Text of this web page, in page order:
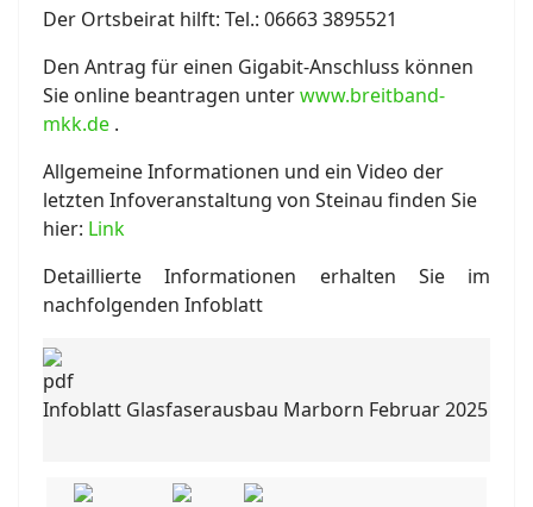
Der Ortsbeirat hilft: Tel.: 06663 3895521
Den Antrag für einen Gigabit-Anschluss können
Sie online beantragen unterwww.breitband-
mkk.de .
Allgemeine Informationen und ein Video der
letzten Infoveranstaltung von Steinau finden Sie
hier: Link
Detaillierte Informationen erhalten Sie im
nachfolgenden Infoblatt
Infoblatt Glasfaserausbau Marborn Februar 2025